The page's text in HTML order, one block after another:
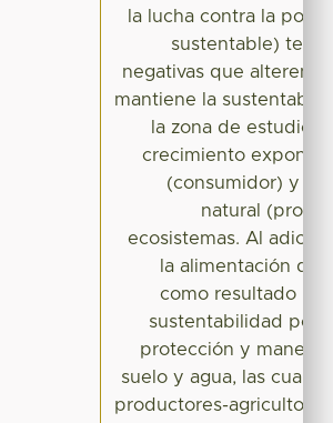
la lucha contra la
sustentable)
negativas que alteren
mantiene la
la zona de estudio,
crecimiento
(consumidor) y la
natural
ecosistemas. Al
la alimentación de
como resultado
sustentabilidad por
protección y manejo
suelo y agua, las
productores-